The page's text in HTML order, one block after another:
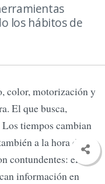
los hábitos de
color, motorización y
El que busca,
tiempos cambian
a la hora de
contundentes: el
información en